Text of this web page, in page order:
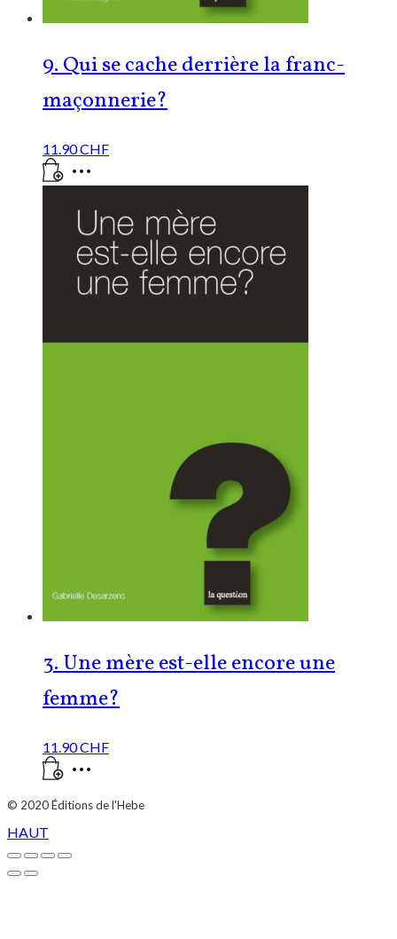
9. Qui se cache derrière la franc-
maçonnerie?
11.90CHF
3. Une mère est-elle encore une
femme?
11.90CHF
© 2020Éditions de l'Hebe
HAUT